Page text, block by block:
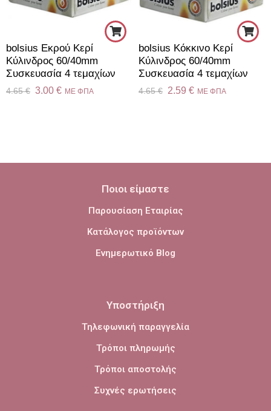
bolsius Εκρού Κερί
Κύλινδρος 60/40mm
Συσκευασία 4 τεμαχίων
4.65€ 3.00 € ME ΦΠΑ
bolsius Κόκκινο Κερί
Κύλινδρος 60/40mm
Συσκευασία 4 τεμαχίων
4.65€ 2.59 € ME ΦΠΑ
Ποιοι είμαστε
Παρουσίαση Εταιρίας
Κατάλογος προϊόντων
Ενημερωτικό Blog
Υποστήριξη
Τηλεφωνική παραγγελία
Τρόποι πληρωμής
Τρόποι αποστολής
Συχνές ερωτήσεις